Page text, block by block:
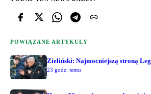
POWIĄZANE ARTYKUŁY
Zieliński: Najmocniejszą stroną
23 godz. temu